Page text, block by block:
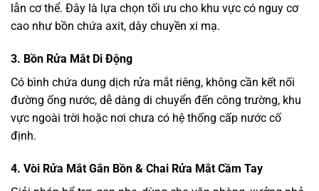
lẫn cơ thể. Đây là lựa chọn tối ưu cho khu vực có nguy cơ
cao như bồn chứa axit, dây chuyền xi mạ.
3. Bồn Rửa Mắt Di Động
Có bình chứa dung dịch rửa mắt riêng, không cần kết nối
đường ống nước, dễ dàng di chuyển đến công trường, khu
vực ngoài trời hoặc nơi chưa có hệ thống cấp nước cố
định.
4. Vòi Rửa Mắt Gắn Bồn & Chai Rửa Mắt Cầm Tay